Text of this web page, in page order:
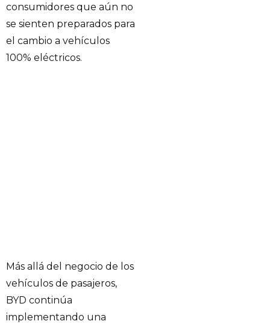
consumidores que aún no
se sienten preparados para
el cambio a vehículos
100% eléctricos.
Más allá del negocio de los
vehículos de pasajeros,
BYD continúa
implementando una